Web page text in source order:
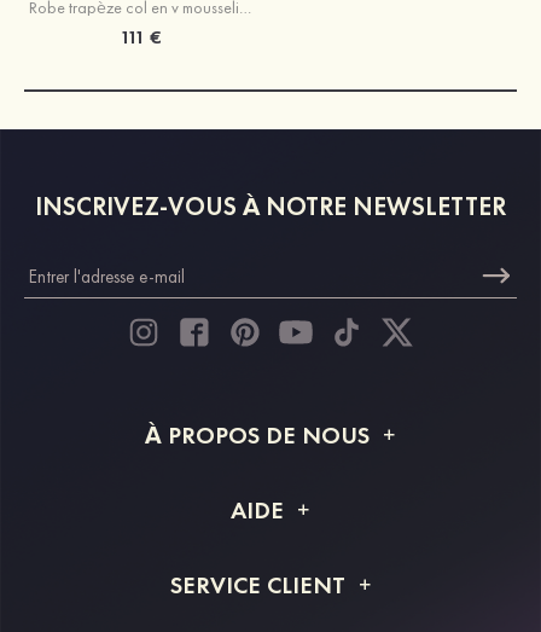
Robe trapèze col en v mousseline longueur ras du sol robe de demoiselle d'honneur avec ceintures
111 €
INSCRIVEZ-VOUS À NOTRE NEWSLETTER
À PROPOS DE NOUS
Livraison
AIDE
Retour et remboursement
SERVICE CLIENT